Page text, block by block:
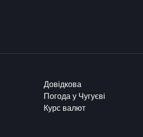
Довідкова
Погода у Чугуєві
Курс валют